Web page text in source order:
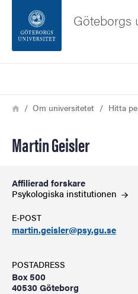
Sidfoten
Göteborgs
Länkstig
HemOm universitetet Hitta
Martin Geisler
Affilierad forskare
Psykologiska institutionen
E-POST
martin.geisler@psy.gu.se
POSTADRESS
Box 500
40530 Göteborg